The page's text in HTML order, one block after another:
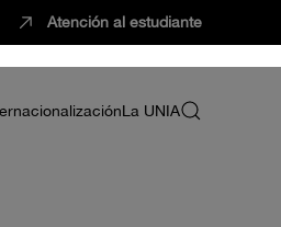
Atención al estudiante
La UNIA